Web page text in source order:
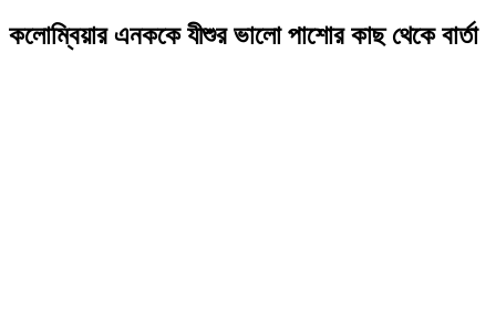
কলোম্বিয়ার এনককে যীশুর ভালো পাশোর কাছ থেকে বার্তা